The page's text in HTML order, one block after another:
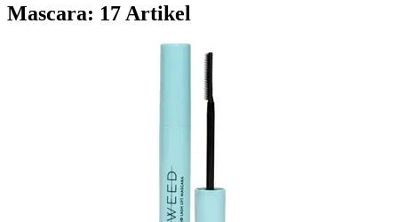
Mascara: 17 Artikel